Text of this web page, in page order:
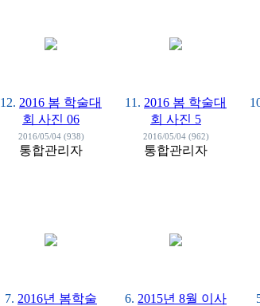
12. 2016 봄 학술대
회 사진 06
2016/05/04 (938)
통합관리자
11. 2016 봄 학술대
회 사진 5
2016/05/04 (962)
통합관리자
7. 2016년 봄학술
6. 2015년 8월 이사